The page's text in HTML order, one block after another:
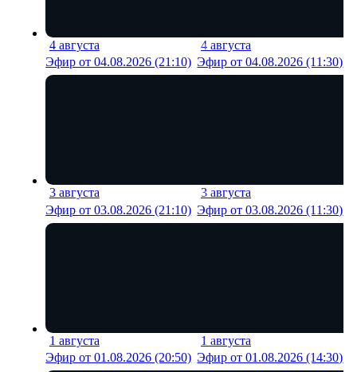
4 августа
19 мин
Эфир от 04.08.2026 (21:10)
4 августа
Эфир от 04.08.2026 (11:30)
3 августа
19 мин
Эфир от 03.08.2026 (21:10)
3 августа
Эфир от 03.08.2026 (11:30)
1 августа
9 мин
Эфир от 01.08.2026 (20:50)
1 августа
Эфир от 01.08.2026 (14:30)